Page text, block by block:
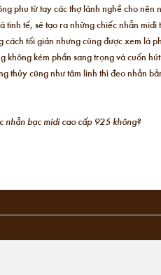
phu từ tay các thợ lành nghề cho
tế, sẽ tạo ra những chiếc nhẫn midi
tối giản nhưng cũng được xem là
không kém phần sang trọng và cuốn hút
thủy cũng như tâm linh thì đeo nhẫn
nhẫn bạc midi cao cấp 925 không?